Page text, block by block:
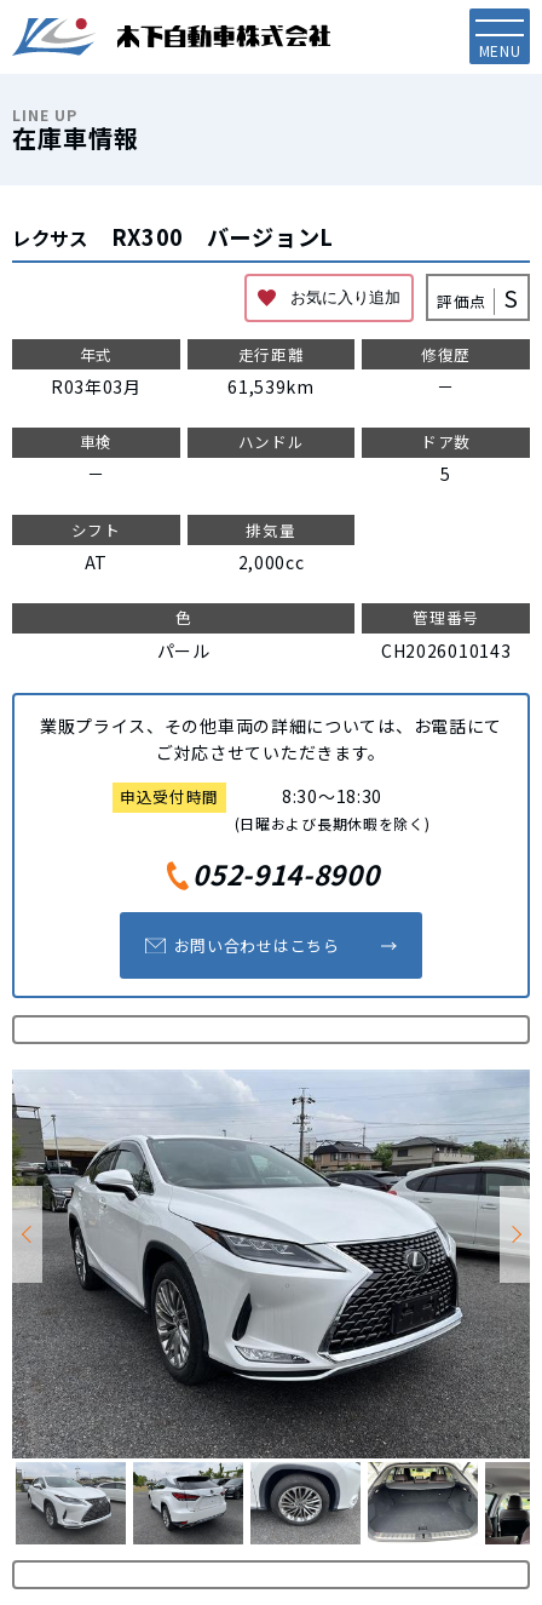
LINE UP
在庫車情報
レクサス RX300 バージョンL
お気に入り追加 評価点 S
年式
R03年03月
走行距離
61,539km
修復歴
－
車検
－
ハンドル ドア数
5
シフト
AT
排気量
2,000cc
色
パール
管理番号
CH2026010143
業販プライス、その他車両の詳細については、
お電話にて
ご対応させていただきます。
申込受付時間 8:30～18:30
(日曜および長期休暇を除く)
052-914-8900
お問い合わせはこちら